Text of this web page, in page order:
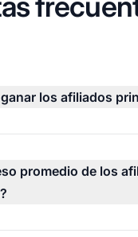
los afiliados
promedio de los